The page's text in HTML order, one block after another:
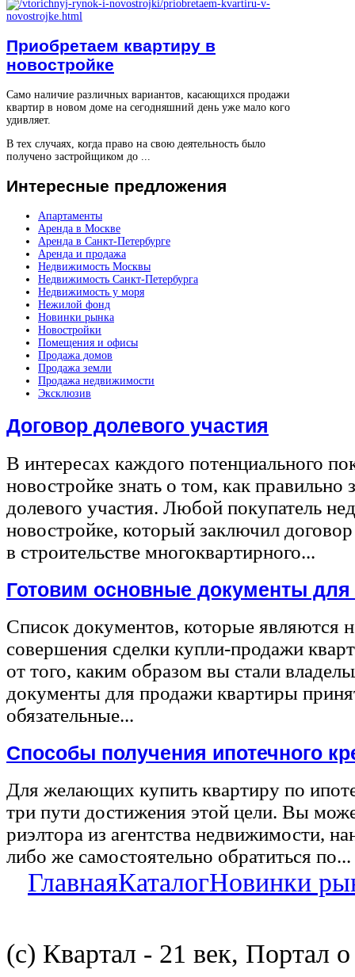
Приобретаем квартиру в
новостройке
Само наличие различных вариантов, касающихся продажи
квартир в новом доме на сегодняшний день уже мало кого
удивляет.
В тех случаях, когда право на свою деятельность было
получено застройщиком до ...
Интересные предложения
Апартаменты
Аренда в Москве
Аренда в Санкт-Петербурге
Аренда и продажа
Недвижимость Москвы
Недвижимость Санкт-Петербурга
Недвижимость у моря
Нежилой фонд
Новинки рынка
Новостройки
Помещения и офисы
Продажа домов
Продажа земли
Продажа недвижимости
Эксклюзив
Договор долевого участия
В интересах каждого потенциального
новостройке знать о том, как правильно
долевого участия. Любой покупатель
новостройке, который заключил
в строительстве многоквартирного...
Готовим основные документы
Список документов, которые являются
совершения сделки купли-продажи
от того, каким образом вы стали
документы для продажи квартиры
обязательные...
Способы получения ипотечного
Для желающих купить квартиру по
три пути достижения этой цели. Вы
риэлтора из агентства недвижимости,
либо же самостоятельно обратиться по...
ГлавнаяКаталогНовинки
(с) Квартал - 21 век, Портал